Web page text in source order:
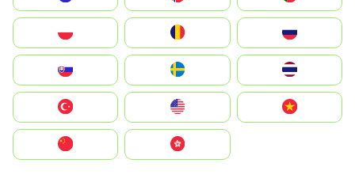
United States
中國香港特別行政區